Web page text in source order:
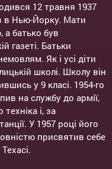
12 травня 1937
в Нью-Йорку. Мати
батько був
газеті. Батьки
Як і усі діти
школі. Школу він
у 9 класі. 1954-го
на службу до армії,
і, за
У 1957 році його
присвятив себе